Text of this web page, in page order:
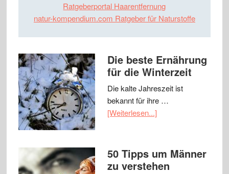
Ratgeberportal Haarentfernung
natur-kompendium.com Ratgeber für Naturstoffe
Die beste Ernährung
für die Winterzeit
Die kalte Jahreszeit ist
bekannt für ihre …
[Weiterlesen...]
50 Tipps um Männer
zu verstehen